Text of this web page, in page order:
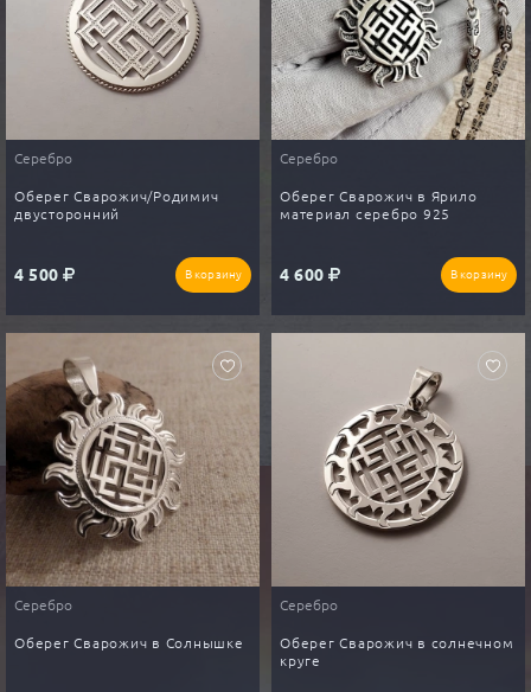
Серебро
Оберег Сварожич/Родимич
двусторонний
4 500 В корзину
Серебро
Оберег Сварожич в Ярило
материал серебро 925
4 600 В корзину
Серебро
Оберег Сварожич в Солнышке
Серебро
Оберег Сварожич в солнечном
круге